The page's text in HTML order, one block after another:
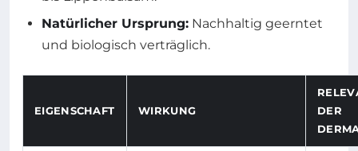
Natürlicher Ursprung: Nachhaltig geerntet
und biologisch verträglich.
EIGENSCHAFT WIRKUNG
DER